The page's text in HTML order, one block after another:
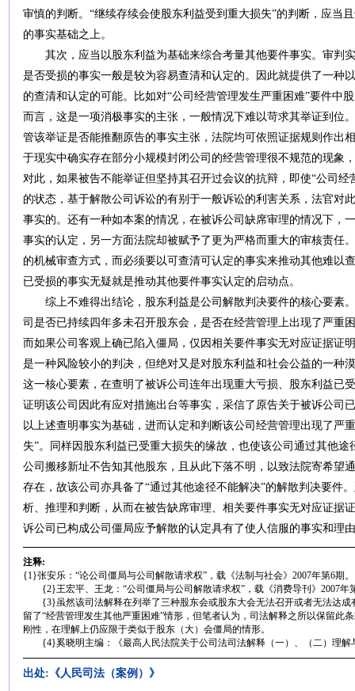
审慎的判断。“继续存续会使股东利益受到重大损失”的判断，应当
的事实基础之上。
其次，应当以股东利益为基础来综合考量其他要件事实。审判
是否受损的事实一般是较为容易查清和认定的。因此就提供了一种
的查清和认定的可能。比如对“公司经营管理发生严重困难”要件中
而言，这是一项消极事实的主张，一般情况下难以苛求其举证到位
管该举证是否能推翻原告的事实主张，法院均可依照证据规则作出
于现实中确实存在部分小规模封闭公司的经营管理很不规范的现象
对此，如果被告不能举证但坚持其召开过会议的抗辩，即使“公司
的状态，基于解散公司诉讼的有别于一般诉讼的利害关系，法官对
事实的。还有一种如本案的情况，在被诉公司缺席审理的情况下，
事实的认定，另一方面法院却被赋予了更为严格而重大的审核责任
的机械审查方式，而必须要以可查清可认定的事实来推动其他难以
已受损的事实无疑就是推动其他要件事实认定的启动点。
综上不难得出结论，股东利益是公司解散判决要件的核心要素
司是否已持续四年多未召开股东会，是否在经营管理上出现了严重
而如果公司客观上确已陷入僵局，仅因相关要件事实无对应证据证
是一种风险较小的判决，但绝对又是对股东利益和社会公益的一种
这一核心要素，在查明了被诉公司连年出现重大亏损、股东利益已
证明该公司因此有应对措施出台等事实，采信了原告关于被诉公司
以上述查明事实为基础，进而认定和判断该公司经营管理出现了严
失”。同样因股东利益已受重大损失的缘故，也使该公司通过其他
公司搬移新址不告知其他股东，且从此下落不明，以致法院寄希望
存在，故该公司亦具备了“通过其他途径不能解决”的解散判决要件
析、推理和判断，从而在被告缺席审理、相关要件事实无对应证据
诉公司已构成公司僵局应予解散的认定具有了使人信服的事实和理
注释:
{1}张安乐：“论公司僵局与公司解散请求权”，载《法制与社会》2007年第6期。
{2}王宏平、王龙：“公司僵局与公司解散请求权”，载《消费导刊》2007年
{3}虽然该司法解释在列举了三种股东会或股东大会无法召开或者无法达成
留了“经营管理发生其他严重困难”情形，但笔者认为，司法解释之所以保留此
刚性，在理解上仍应限于类似于股东（大）会僵局的情形。
{4}奚晓明主编：《最高人民法院关于公司法司法解释（一）、（二）理解
出处:《人民司法（案例）》